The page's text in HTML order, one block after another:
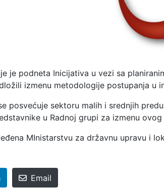
je podneta Inicijativa u vezi sa
izmenu metodologije postupanja u
posvećuje sektoru malih i srednjih
u Radnoj grupi za izmenu ovog
MInistarstvu za državnu upravu i
Email